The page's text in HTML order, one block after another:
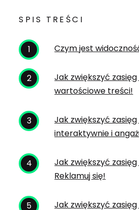
SPIS TREŚCI
Czym jest
Jak zwiększyć
wartościowe treści!
Jak zwiększyć
interaktywnie i
Jak zwiększyć
Reklamuj się!
Jak zwiększyć